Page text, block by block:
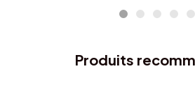
Produits